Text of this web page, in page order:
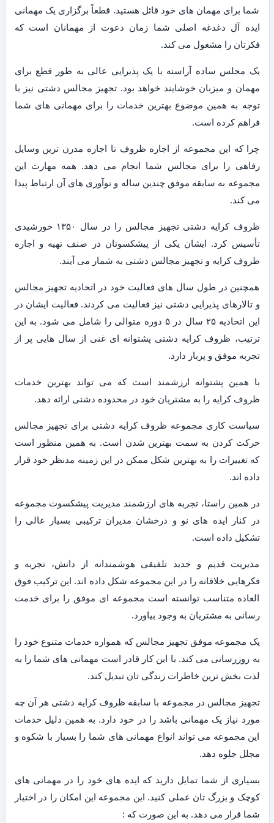
شما برای مهمان های خود قائل هستید. قطعاً برگزاری یک مهمانی
ایده آل دغدغه اصلی شما زمان دعوت از مهمانان است که
فکرتان را مشغول می کند.
یک مجلس ساده آراسته با یک پذیرایی عالی به طور قطع برای
مهمان و میزبان خوشایند خواهد بود. تجهیز مجالس دشتی نیز با
توجه به همین موضوع بهترین خدمات را برای مهمانی های شما
فراهم کرده است.
چرا که این مجموعه از اجاره ظروف تا اجاره مدرن ترین وسایل
رفاهی را برای مجالس شما انجام می دهد. همه مهارت این
مجموعه به سابقه موفق چندین ساله و نوآوری های آن ارتباط پیدا
می کند.
ظروف کرایه دشتی تجهیز مجالس را در سال ۱۳۵۰ خورشیدی
تأسیس کرد. ایشان یکی از پیشکسوتان در صنف تهیه و اجاره
ظروف کرایه و تجهیز مجالس دشتی به شمار می آیند.
همچنین در طول سال های فعالیت خود در اتحادیه تجهیز مجالس
و تالارهای پذیرایی دشتی نیز فعالیت می کردند. فعالیت ایشان در
این اتحادیه ۲۵ سال در ۵ دوره متوالی را شامل می شود. به این
ترتیب، ظروف کرایه دشتی پشتوانه ای غنی از سال هایی پر از
تجربه موفق و پربار دارد.
با همین پشتوانه ارزشمند است که می تواند بهترین خدمات
ظروف کرایه را به مشتریان خود در محدوده دشتی ارائه دهد.
سیاست کاری مجموعه ظروف کرایه دشتی برای تجهیز مجالس
حرکت کردن به سمت بهترین شدن است. به همین منظور است
که تغییرات را به بهترین شکل ممکن در این زمینه مدنظر خود قرار
داده اند.
در همین راستا، تجربه های ارزشمند مدیریت پیشکسوت مجموعه
در کنار ایده های نو و درخشان مدیران ترکیبی بسیار عالی را
تشکیل داده است.
مدیریت قدیم و جدید تلفیقی هوشمندانه از دانش، تجربه و
فکرهایی خلاقانه را در این مجموعه شکل داده اند. این ترکیب فوق
العاده متناسب توانسته است مجموعه ای موفق را برای خدمت
رسانی به مشتریان به وجود بیاورد.
یک مجموعه موفق تجهیز مجالس که همواره خدمات متنوع خود را
به روزرسانی می کند. با این کار قادر است مهمانی های شما را به
لذت بخش ترین خاطرات زندگی تان تبدیل کند.
تجهیز مجالس در مجموعه با سابقه ظروف کرایه دشتی هر آن چه
مورد نیاز یک مهمانی باشد را در خود دارد. به همین دلیل خدمات
این مجموعه می تواند انواع مهمانی های شما را بسیار با شکوه و
مجلل جلوه دهد.
بسیاری از شما تمایل دارید که ایده های خود را در مهمانی های
کوچک و بزرگ تان عملی کنید. این مجموعه این امکان را در اختیار
شما قرار می دهد. به این صورت که :